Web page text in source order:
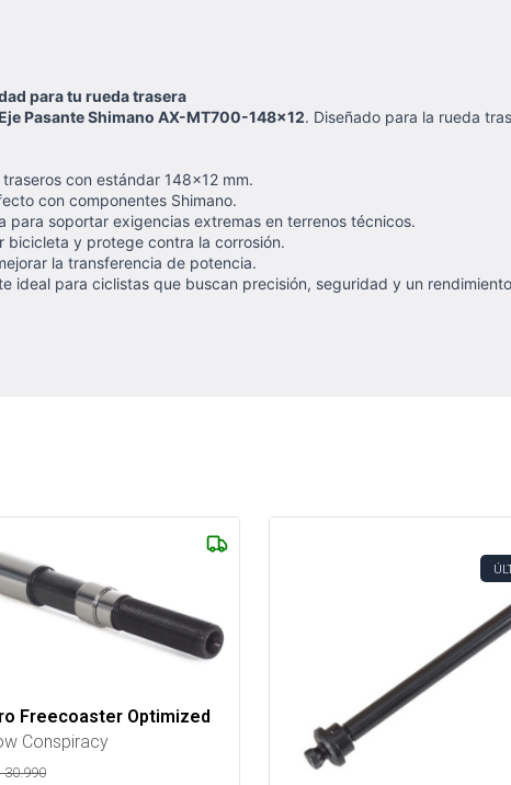
para tu rueda trasera
Pasante Shimano AX-MT700-148x12. Diseñado para la rueda
con estándar 148x12 mm.
con componentes Shimano.
para soportar exigencias extremas en terrenos técnicos.
bicicleta y protege contra la corrosión.
la transferencia de potencia.
ideal para ciclistas que buscan precisión, seguridad y un
Freecoaster Optimized
Conspiracy
30.990